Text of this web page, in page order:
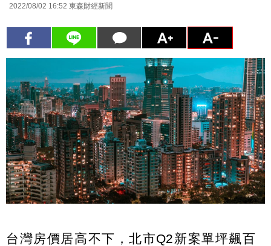
2022/08/02 16:52 東森財經新聞
台灣房價居高不下，北市Q2新案單坪飆百